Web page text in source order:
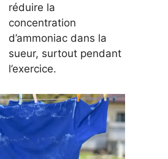
réduire la
concentration
d’ammoniac dans la
sueur, surtout pendant
l’exercice.